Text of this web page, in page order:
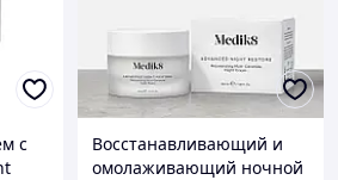
с Восстанавливающий и
омолаживающий ночной